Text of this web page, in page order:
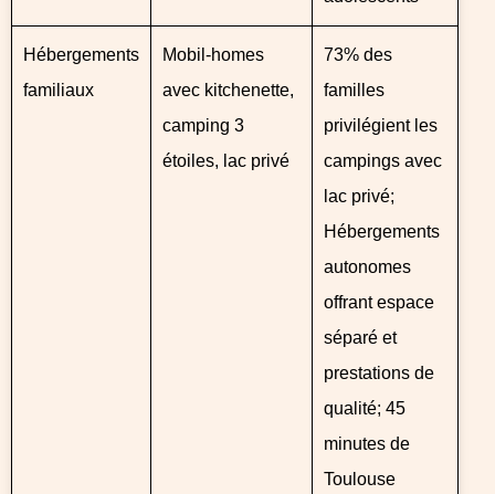
Hébergements
familiaux
Mobil-homes
avec kitchenette,
camping 3
étoiles, lac privé
73% des
familles
privilégient les
campings avec
lac privé;
Hébergements
autonomes
offrant espace
séparé et
prestations de
qualité; 45
minutes de
Toulouse